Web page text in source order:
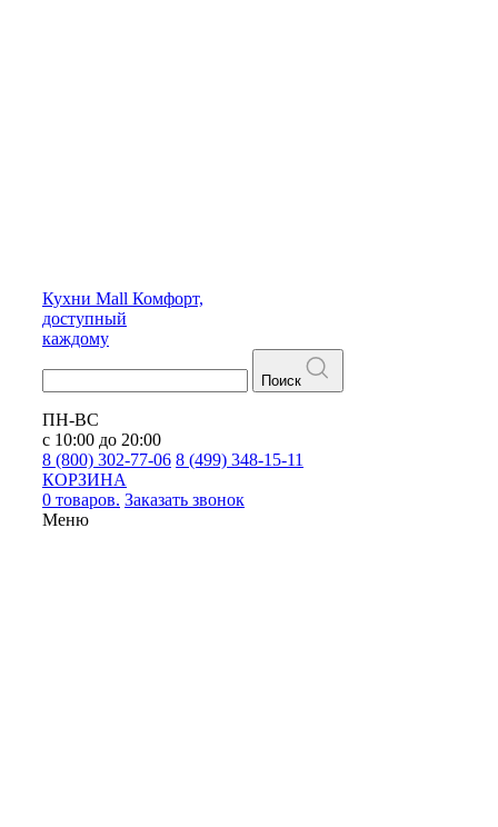
Кухни Mall Комфорт,
доступный
каждому
Поиск
ПН-ВС
с 10:00 до 20:00
8 (800) 302-77-06 8 (499) 348-15-11
КОРЗИНА
0 товаров. Заказать звонок
Меню